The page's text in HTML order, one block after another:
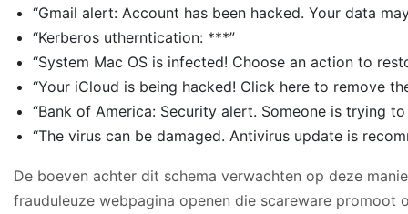
“Gmail alert: Account has been hacked. Your data
“Kerberos utherntication: ***”
“System Mac OS is infected! Choose an action to
“Your iCloud is being hacked! Click here to remove
“Bank of America: Security alert. Someone is trying
“The virus can be damaged. Antivirus update is
De boeven achter dit schema verwachten op deze
frauduleuze webpagina openen die scareware promoot